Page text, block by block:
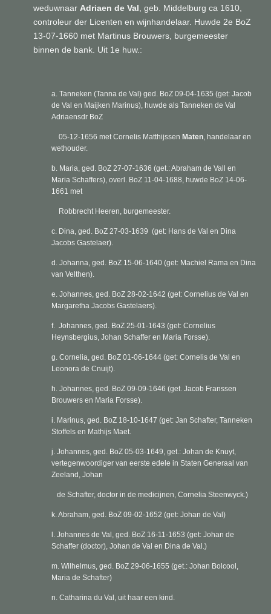
weduwnaar Adriaen de Val , geb. Middelburg ca 1610,
controleur der Licenten en wijnhandelaar. Huwde 2e BoZ
13-07-1660 met Martinus Brouwers, burgemeester
binnen de bank. Uit 1e huw.:
a. Tanneken (Tanna de Val) ged. BoZ 09-04-1635 (get: Jacob
de Val en Maijken Marinus), huwde als Tanneken de Val
Adriaensdr BoZ
05-12-1656 met Cornelis Matthijssen Maten , handelaar en
wethouder.
b. Maria, ged. BoZ 27-07-1636 (get.: Abraham de Vall en
Maria Schaffers), overl. BoZ 11-04-1688 huwde BoZ 14-06-
1661 met
Robbrecht Heeren, burgemeester.
c. Dina, ged. BoZ 27-03-1639 (get: Hans de Val en Dina
Jacobs Gastelaer).
d. Johanna, ged. BoZ 15-06-1640 (get: Machiel Rama en Dina
van Velthen).
e. Johannes, ged. BoZ 28-02-1642 (get: Cornelius de Val en
Margaretha Jacobs Gastelaers).
f. Johannes, ged. BoZ 25-01-1643 (get: Cornelius
Heynsbergius, Johan Schaffer en Maria Forsse).
g. Cornelia, ged. BoZ 01-06-1644 (get: Cornelis de Val en
Leonora de Cnuijt).
h. Johannes, ged. BoZ 09-09-1646 (get.
Jacob Franssen
Brouwers en Maria Forsse).
i. Marinus, ged. BoZ 18-10-1647 (get: Jan Schafter, Tanneken
Stoffels en Mathijs Maet.
j. Johannes, ged. BoZ 05-03-1649, get.: Johan de Knuyt,
vertegenwoordiger van eerste edele in Staten Generaal van
Zeeland, Johan
de Schafter, doctor in de medicijnen, Cornelia Steenwyck.)
k. Abraham, ged. BoZ 09-02-1652 (get: Johan de Val)
l. Johannes de Val, ged. BoZ 16-11-1653 (get: Johan de
Schaffer (doctor), Johan de Val en Dina de Val.)
m. Wilhelmus, ged. BoZ 29-06-1655 (get.: Johan Bolcool,
Maria de Schafter)
n. Catharina du Val, uit haar een kind.